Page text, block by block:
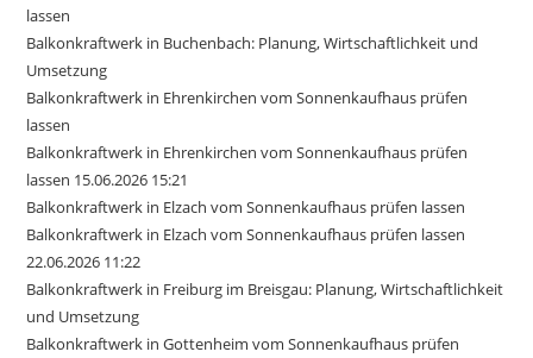
lassen
Balkonkraftwerk in Buchenbach: Planung, Wirtschaftlichkeit und
Umsetzung
Balkonkraftwerk in Ehrenkirchen vom Sonnenkaufhaus prüfen
lassen
Balkonkraftwerk in Ehrenkirchen vom Sonnenkaufhaus prüfen
lassen 15.06.2026 15:21
Balkonkraftwerk in Elzach vom Sonnenkaufhaus prüfen lassen
Balkonkraftwerk in Elzach vom Sonnenkaufhaus prüfen lassen
22.06.2026 11:22
Balkonkraftwerk in Freiburg im Breisgau: Planung, Wirtschaftlichkeit
und Umsetzung
Balkonkraftwerk in Gottenheim vom Sonnenkaufhaus prüfen